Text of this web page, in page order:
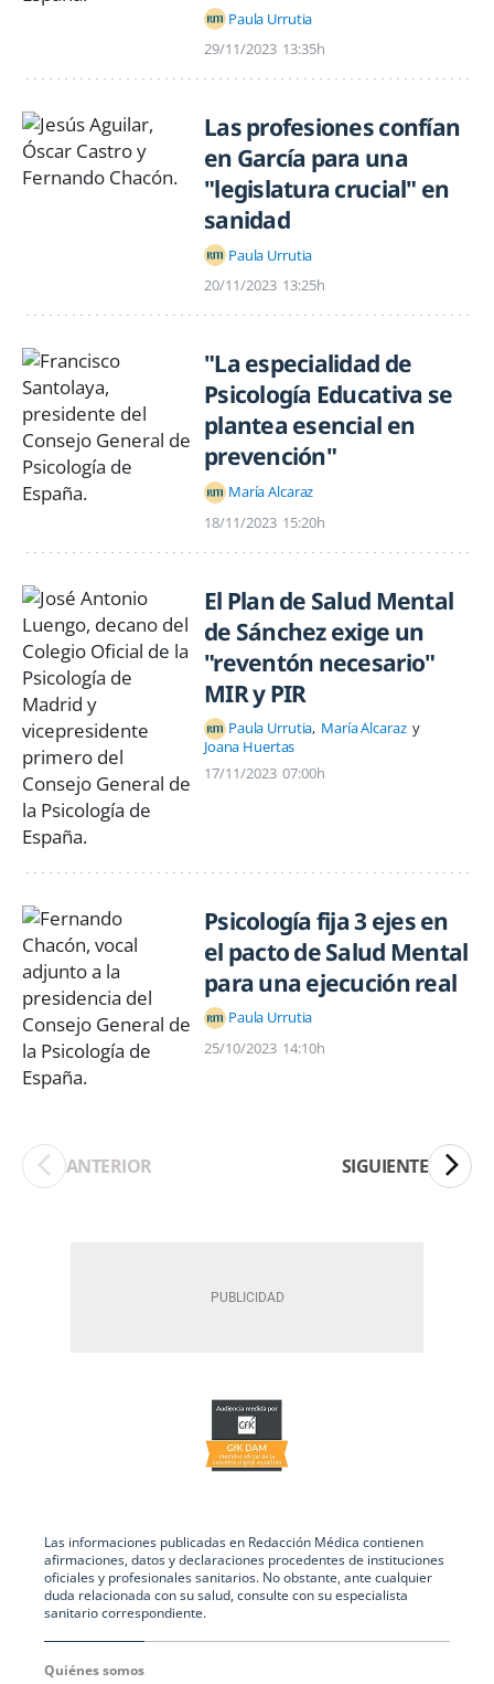
Paula Urrutia
29/11/2023 13:35h
Las profesiones confían
en García para una
"legislatura crucial" en
sanidad
Paula Urrutia
20/11/2023 13:25h
"La especialidad de
Psicología Educativa se
plantea esencial en
prevención"
María Alcaraz
18/11/2023 15:20h
El Plan de Salud Mental
de Sánchez exige un
"reventón necesario"
MIR y PIR
Paula Urrutia María Alcaraz
Joana Huertas
17/11/2023 07:00h
Psicología fija 3 ejes en
el pacto de Salud Mental
para una ejecución real
Paula Urrutia
25/10/2023 14:10h
ANTERIOR SIGUIENTE
Las informaciones publicadas en Redacción Médica contienen
afirmaciones, datos y declaraciones procedentes de instituciones
oficiales y profesionales sanitarios. No obstante, ante cualquier
duda relacionada con su salud, consulte con su especialista
sanitario correspondiente.
Quiénes somos